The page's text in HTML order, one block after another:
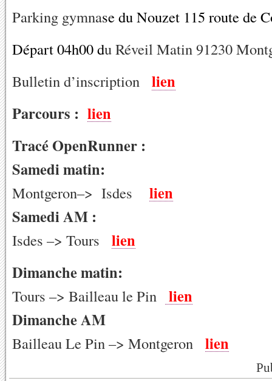
Parking gymnase du Nouzet 115 route de
Départ 04h00 du Réveil Matin 91230
Bulletin d’inscription lien
Parcours : lien
Tracé OpenRunner :
Samedi matin:
Montgeron–> Isdes lien
Samedi AM :
Isdes –> Tours lien
Dimanche matin:
Tours –> Bailleau le Pin
lien
Dimanche AM
Bailleau Le Pin –> Montgeron lien